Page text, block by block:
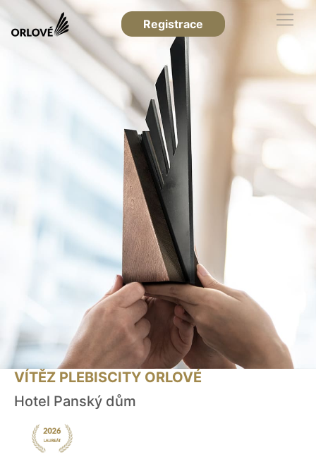
Registrace
VÍTĚZ PLEBISCITY ORLOVÉ
Hotel Panský dům